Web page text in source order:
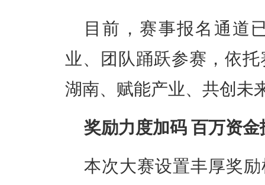
目前，赛事报名通道
业、团队踊跃参赛，依
湖南、赋能产业、共创未
奖励力度加码 百万资
本次大赛设置丰厚奖